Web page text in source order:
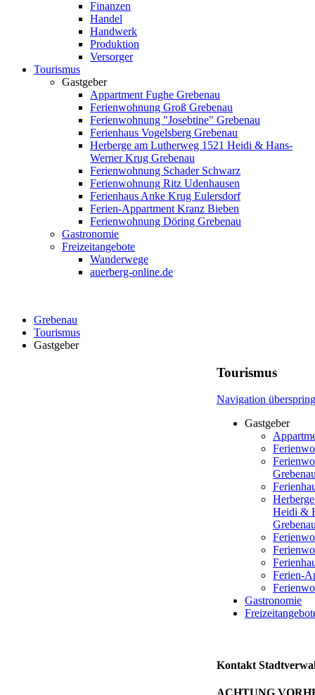
Finanzen
Handel
Handwerk
Produktion
Versorger
Tourismus
Gastgeber
Appartment Fughe Grebenau
Ferienwohnung Groß Grebenau
Ferienwohnung "Josebtine" Grebenau
Ferienhaus Vogelsberg Grebenau
Herberge am Lutherweg 1521 Heidi & Hans-
Werner Krug Grebenau
Ferienwohnung Schader Schwarz
Ferienwohnung Ritz Udenhausen
Ferienhaus Anke Krug Eulersdorf
Ferien-Appartment Kranz Bieben
Ferienwohnung Döring Grebenau
Gastronomie
Freizeitangebote
Wanderwege
auerberg-online.de
Grebenau
Tourismus
Gastgeber
Tourismus
Navigation
Gastgeber
Heidi &
Ferien-
Gastronomie
Kontakt
ACHTUNG